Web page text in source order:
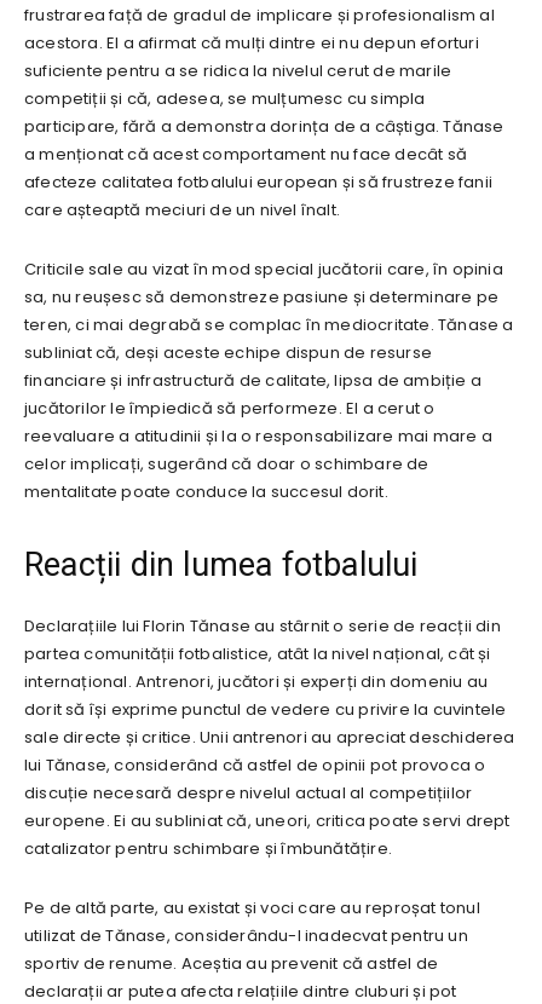
frustrarea față de gradul de implicare și profesionalism al
acestora. El a afirmat că mulți dintre ei nu depun eforturi
suficiente pentru a se ridica la nivelul cerut de marile
competiții și că, adesea, se mulțumesc cu simpla
participare, fără a demonstra dorința de a câștiga. Tănase
a menționat că acest comportament nu face decât să
afecteze calitatea fotbalului european și să frustreze fanii
care așteaptă meciuri de un nivel înalt.
Criticile sale au vizat în mod special jucătorii care, în opinia
sa, nu reușesc să demonstreze pasiune și determinare pe
teren, ci mai degrabă se complac în mediocritate. Tănase a
subliniat că, deși aceste echipe dispun de resurse
financiare și infrastructură de calitate, lipsa de ambiție a
jucătorilor le împiedică să performeze. El a cerut o
reevaluare a atitudinii și la o responsabilizare mai mare a
celor implicați, sugerând că doar o schimbare de
mentalitate poate conduce la succesul dorit.
Reacții din lumea fotbalului
Declarațiile lui Florin Tănase au stârnit o serie de reacții din
partea comunității fotbalistice, atât la nivel național, cât și
internațional. Antrenori, jucători și experți din domeniu au
dorit să își exprime punctul de vedere cu privire la cuvintele
sale directe și critice. Unii antrenori au apreciat deschiderea
lui Tănase, considerând că astfel de opinii pot provoca o
discuție necesară despre nivelul actual al competițiilor
europene. Ei au subliniat că, uneori, critica poate servi drept
catalizator pentru schimbare și îmbunătățire.
Pe de altă parte, au existat și voci care au reproșat tonul
utilizat de Tănase, considerându-l inadecvat pentru un
sportiv de renume. Aceștia au prevenit că astfel de
declarații ar putea afecta relațiile dintre cluburi și pot